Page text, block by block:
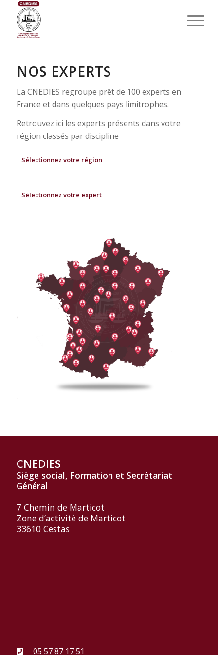
NOS EXPERTS
La CNEDIES regroupe prêt de 100 experts en
France et dans quelques pays limitrophes.
Retrouvez ici les experts présents dans votre
région classés par discipline
Sélectionnez votre région
Sélectionnez votre expert
CNEDIES
Siège social, Formation et Secrétariat
Général
7 Chemin de Marticot
Zone d’activité de Marticot
33610 Cestas
05 57 87 17 51